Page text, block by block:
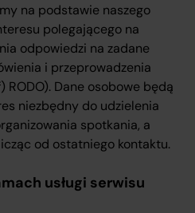
na podstawie naszego
polegającego na
odpowiedzi na zadane
i przeprowadzenia
RODO). Dane osobowe będą
niezbędny do udzielenia
spotkania, a
od ostatniego kontaktu.
usługi serwisu